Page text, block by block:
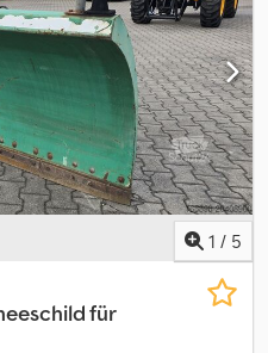
1 / 5
für